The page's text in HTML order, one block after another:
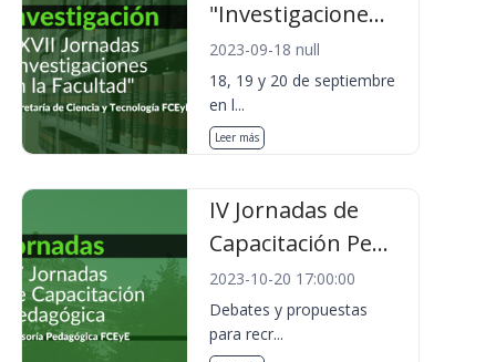
"Investigacione...
2023-09-18 null
18, 19 y 20 de septiembre
en l...
Leer más
IV Jornadas de
Capacitación Pe...
2023-10-20 17:00:00
Debates y propuestas
para recr...